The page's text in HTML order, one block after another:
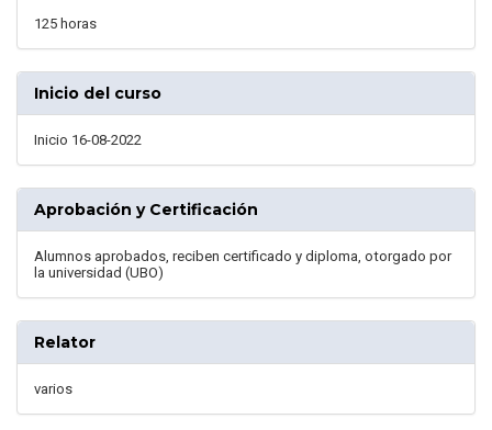
125 horas
Inicio del curso
Inicio 16-08-2022
Aprobación y Certificación
Alumnos aprobados, reciben certificado y diploma, otorgado por
la universidad (UBO)
Relator
varios